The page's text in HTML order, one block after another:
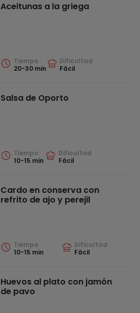
Aceitunas a la griega
Tiempo
20-30 min
Dificultad
Fácil
Salsa de Oporto
Tiempo
10-15 min
Dificultad
Fácil
Cardo en conserva con
refrito de ajo y perejil
Tiempo
10-15 min
Dificultad
Fácil
Huevos al plato con jamón
de pavo